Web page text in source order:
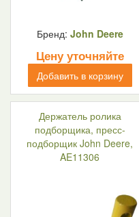
Бренд: John Deere
Цену уточняйте
Добавить в корзину
Держатель ролика
подборщика, пресс-
подборщик John Deere,
AE11306